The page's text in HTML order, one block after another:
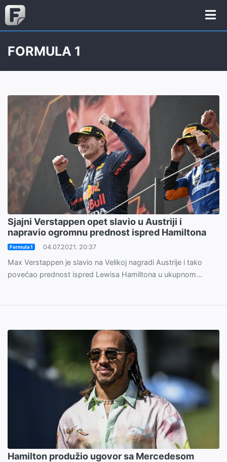
FORMULA 1
Sjajni Verstappen opet slavio u Austriji i
napravio ogromnu prednost ispred Hamiltona
Formula 1 04.07.2021. 20:37
Max Verstappen je slavio na Velikoj nagradi Austrije i tako
povećao prednost ispred Lewisa Hamiltona u ukupnom...
Hamilton produžio ugovor sa Mercedesom